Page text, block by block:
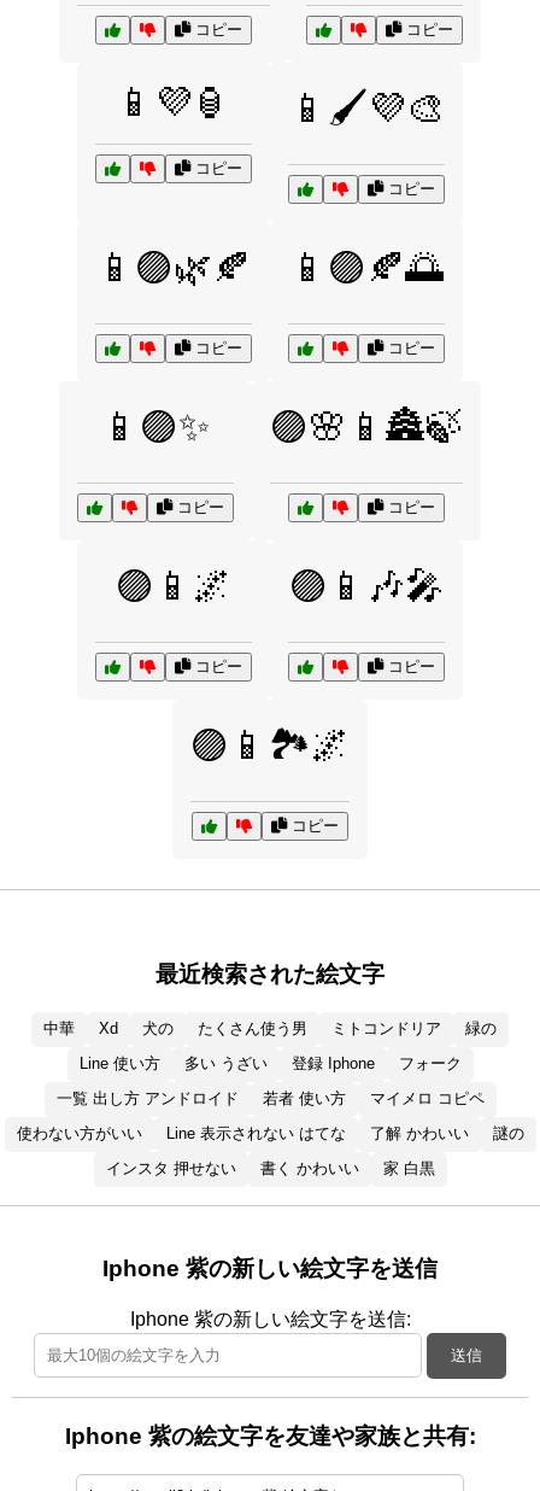
コピー コピー
📱💜🏮
コピー
📱🖌️💜🎨
コピー
📱🟣🌿🍂
コピー
📱🟣🍂🌅
コピー
📱🟣✨
コピー
🟣🌸📱🏯🍃
コピー
🟣📱🌌
コピー
🟣📱🎶🎤
コピー
🟣📱🏞️🌌
コピー
最近検索された絵文字
中華 Xd 犬の たくさん使う男 ミトコンドリア
緑の
Line 使い方
多い うざい 登録 Iphone
フォーク
一覧 出し方 アンドロイド
若者 使い方
マイメロ コピペ
使わない方がいい
Line 表示されない はてな 了解 かわいい
謎の
インスタ 押せない
書く かわいい 家 白黒
Iphone 紫の新しい絵文字を送信
Iphone 紫の新しい絵文字を送信:
送信
Iphone 紫の絵文字を友達や家族と共有: